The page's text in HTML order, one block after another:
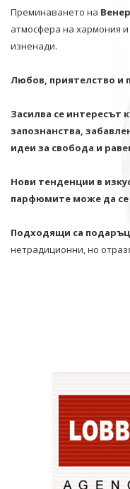
Преминаването на
атмосфера на хармония
изненади.
Любов, приятелство и
Засилва се интересът
запознанства,
идеи за свобода и
Нови тенденции в
парфюмите може да
Подходящи са
нетрадиционни, но